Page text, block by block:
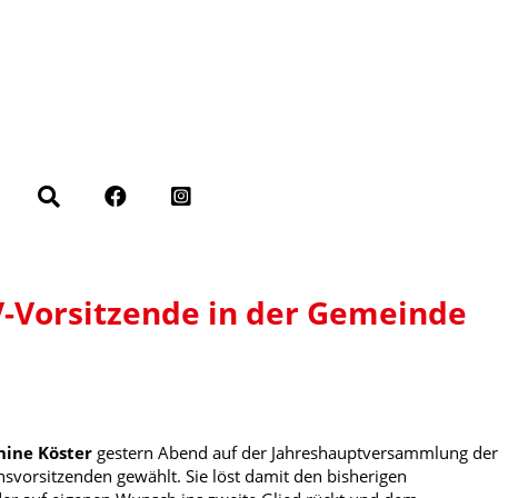
in der Gemeinde
Köster gestern Abend auf der Jahreshauptversammlung der
gewählt. Sie löst damit den bisherigen